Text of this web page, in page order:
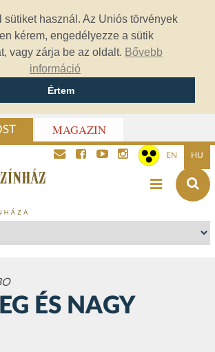
sütiket használ. Az Uniós törvények
kérem, engedélyezze a sütik
vagy zárja be az oldalt. Bővebb
információ
Értem
MAGAZIN
EN HU
ÉS NAGY